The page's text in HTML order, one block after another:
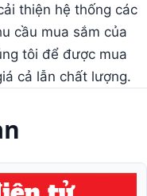
thiện hệ thống các
cầu mua sắm của
tôi để được mua
cả lẫn chất lượng.